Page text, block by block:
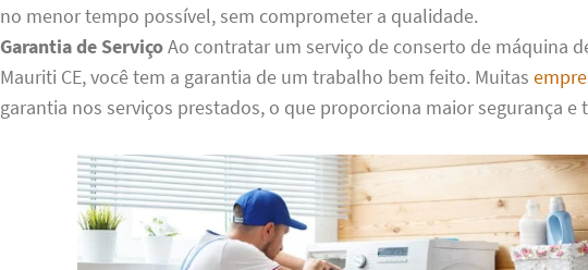
no menor tempo possível, sem comprometer a qualidade.
Garantia de ServiçoAo contratar um serviço de conserto de máquina
Mauriti CE, você tem a garantia de um trabalho bem feito. Muitas
garantia nos serviços prestados, o que proporciona maior segurança e